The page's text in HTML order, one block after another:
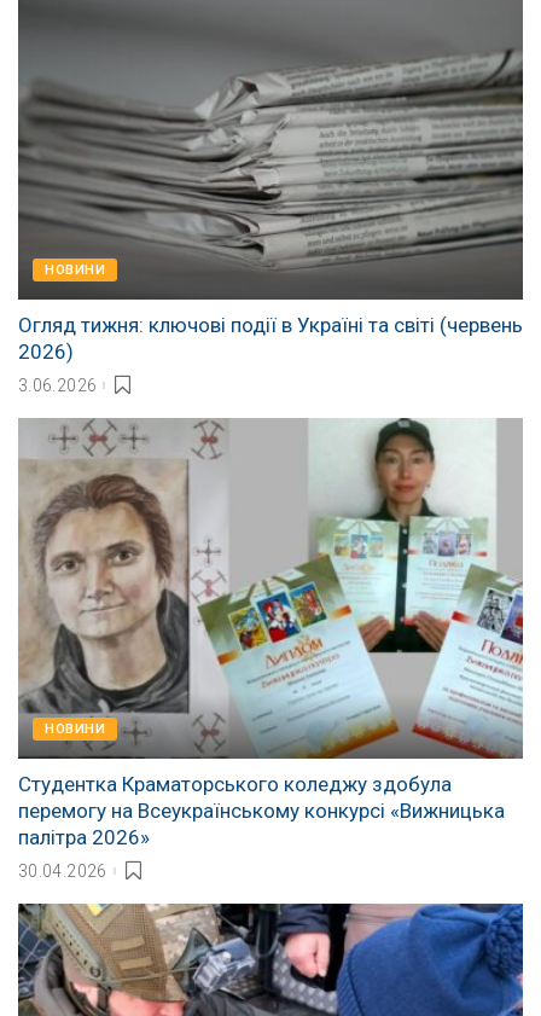
НОВИНИ
Огляд тижня: ключові події в Україні та світі (червень
2026)
3.06.2026
НОВИНИ
Студентка Краматорського коледжу здобула
перемогу на Всеукраїнському конкурсі «Вижницька
палітра 2026»
30.04.2026